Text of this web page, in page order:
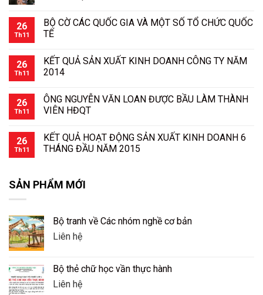
26
Th11
BỘ CỜ CÁC QUỐC GIA VÀ MỘT SỐ TỔ CHỨC QUỐC
TẾ
26
Th11
KẾT QUẢ SẢN XUẤT KINH DOANH CÔNG TY NĂM
2014
26
Th11
ÔNG NGUYỄN VĂN LOAN ĐƯỢC BẦU LÀM THÀNH
VIÊN HĐQT
26
Th11
KẾT QUẢ HOẠT ĐỘNG SẢN XUẤT KINH DOANH 6
THÁNG ĐẦU NĂM 2015
SẢN PHẨM MỚI
Bộ tranh về Các nhóm nghề cơ bản
Liên hệ
Bộ thẻ chữ học vần thực hành
Liên hệ